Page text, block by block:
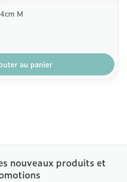
M
au panier
nouveaux produits et